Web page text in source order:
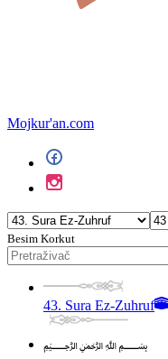
Mojkur'an.com
Besim Korkut
43. Sura Ez-Zuhruf
﷽